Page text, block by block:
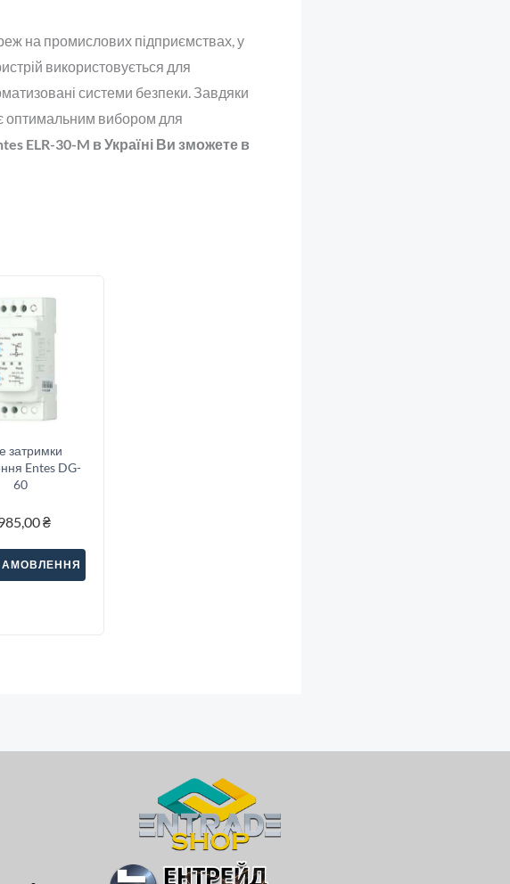
на промислових підприємствах, у
використовується для
системи безпеки. Завдяки
оптимальним вибором для
ELR-30-M в Україні Ви зможете в
затримки
Entes DG-
60
₴